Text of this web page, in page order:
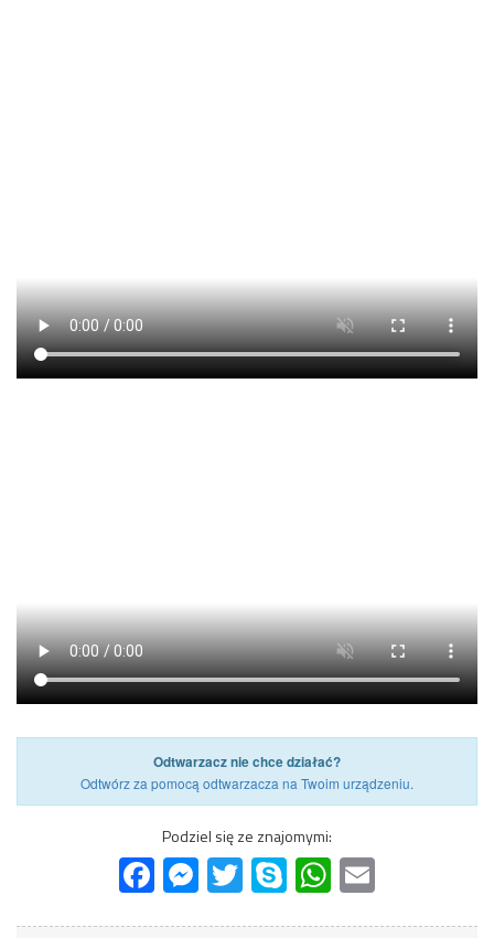
Odtwarzacz nie chce działać?
Odtwórz za pomocą odtwarzacza na Twoim urządzeniu.
Podziel się ze znajomymi:
FacebookMessenger
Twitter Skype WhatsApp